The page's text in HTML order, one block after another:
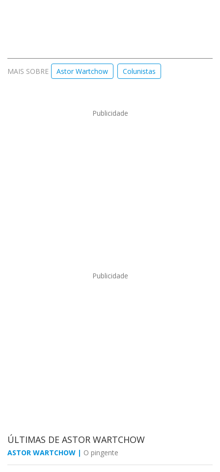
MAIS SOBRE Astor Wartchow Colunistas
Publicidade
Publicidade
ÚLTIMAS DE ASTOR WARTCHOW
ASTOR WARTCHOW | O pingente